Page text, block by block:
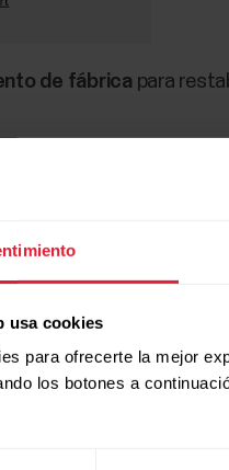
usa cookies
para ofrecerte la mejor
los botones a
de fábrica para